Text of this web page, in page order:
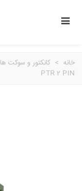
خانه > کانکتور و سوکت ها
PTR 2 PIN